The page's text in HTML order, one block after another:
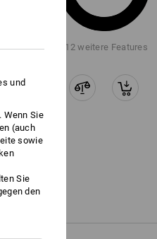
+12 weitere Features
und
Wenn Sie
(auch
sowie
Sie
den